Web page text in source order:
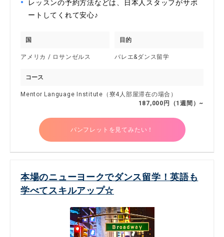
レッスンの予約方法などは、日本人スタッフがサポ
ートしてくれて安心♪
国
アメリカ / ロサンゼルス
目的
バレエ&ダンス留学
コース
Mentor Language Institute（寮4人部屋滞在の場合）
187,000円（1週間）~
パンフレットを見てみたい！
本場のニューヨークでダンス留学！英語も
学べてスキルアップ☆